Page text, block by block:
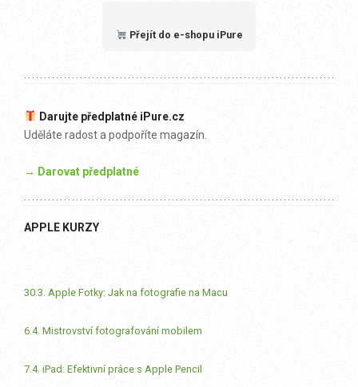
Přejít do e-shopu iPure
Darujte předplatné iPure.cz
Uděláte radost a podpoříte magazín.
→ Darovat předplatné
APPLE KURZY
30.3. Apple Fotky: Jak na fotografie na Macu
6.4. Mistrovství fotografování mobilem
7.4. iPad: Efektivní práce s Apple Pencil